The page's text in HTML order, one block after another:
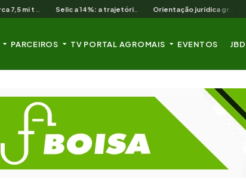
PARCEIROS TV PORTAL AGROMAIS EVENTOS JBD